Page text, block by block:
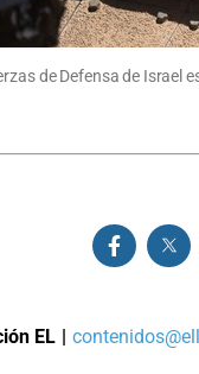
de Defensa de Israel
EL |